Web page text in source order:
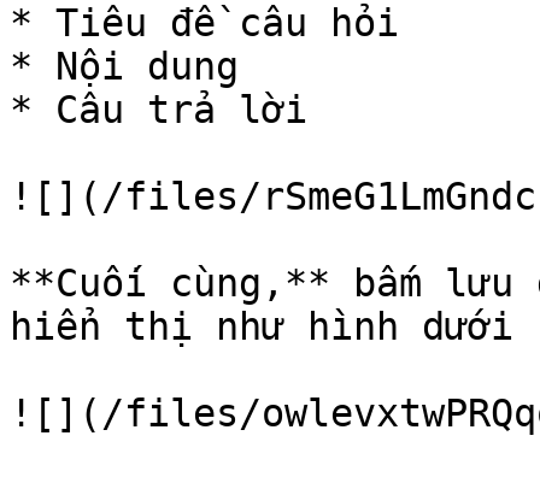
* Tiêu đề câu hỏi
* Nội dung
* Câu trả lời
![](/files/
**Cuối cùng,** bấm
hiển thị như hình dưới
![](/files/